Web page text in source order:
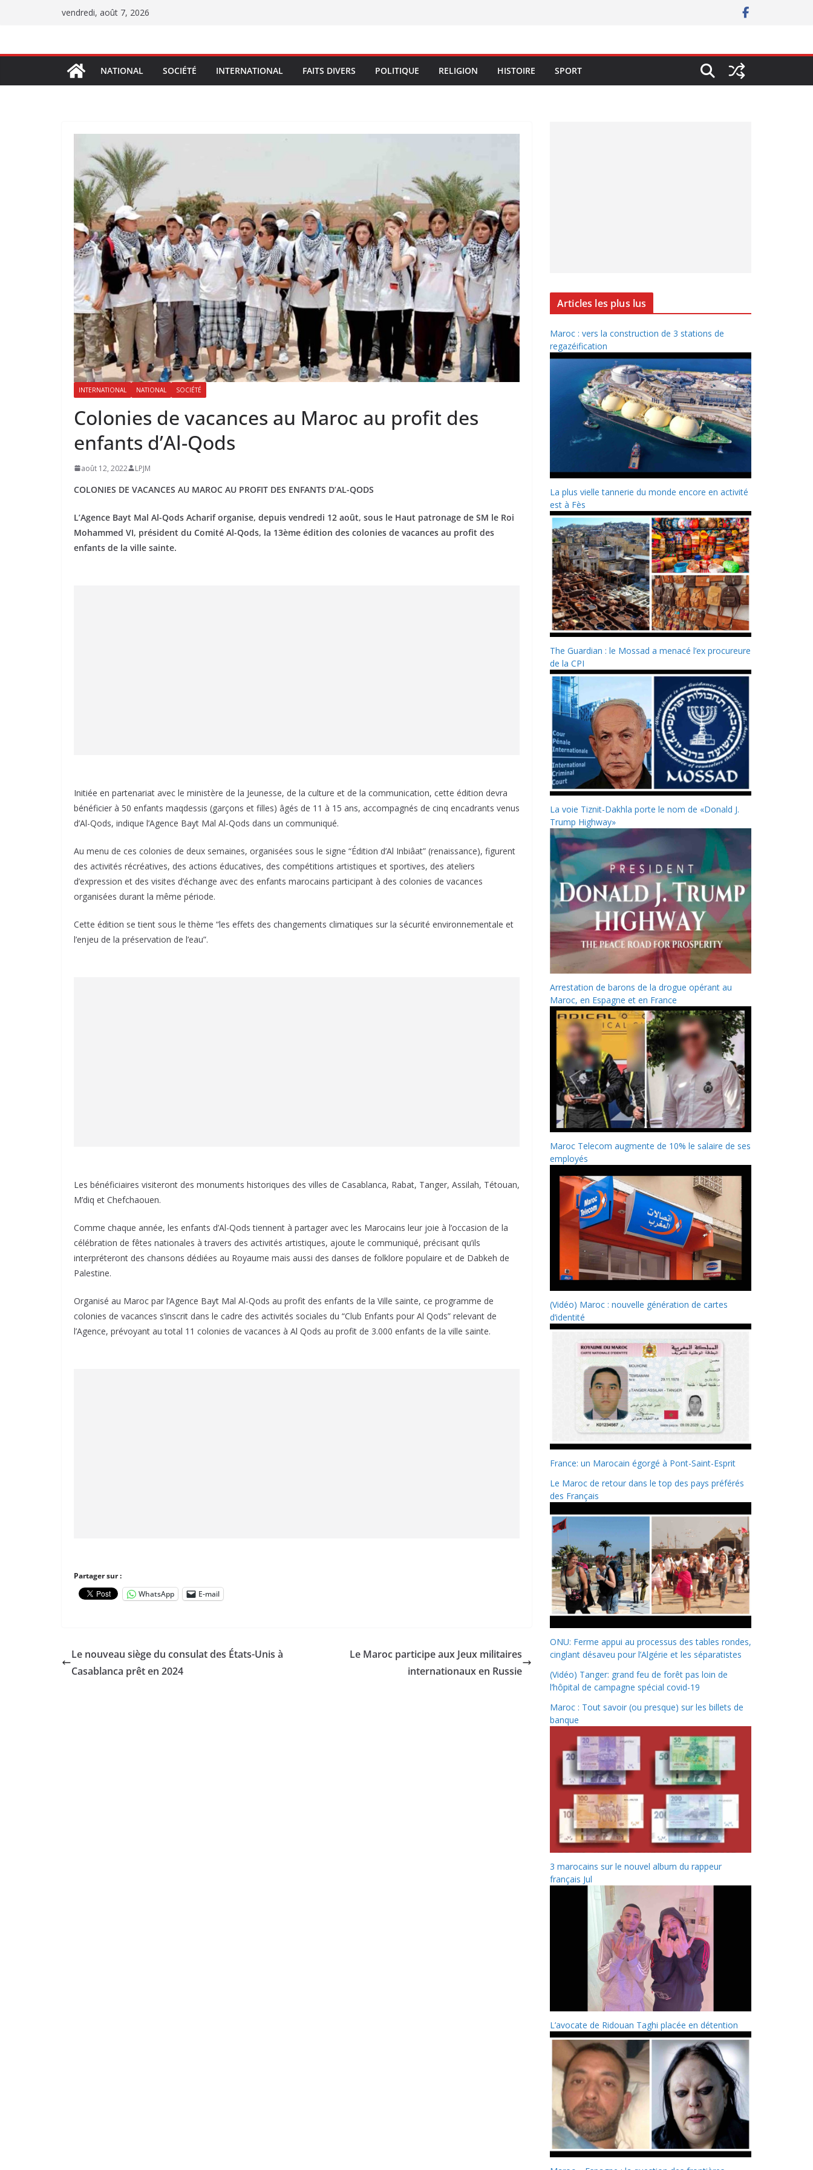
vendredi, août 7, 2026
NATIONAL SOCIÉTÉ INTERNATIONAL FAITS DIVERS POLITIQUE RELIGION HISTOIRE SPORT
INTERNATIONAL NATIONAL SOCIÉTÉ
Colonies de vacances au Maroc au profit des
enfants d’Al-Qods
août 12, 2022 LPJM
COLONIES DE VACANCES AU MAROC AU PROFIT DES ENFANTS D’AL-QODS
L’Agence Bayt Mal Al-Qods Acharif organise, depuis vendredi 12 août, sous le Haut patronage de SM le Roi
Mohammed VI, président du Comité Al-Qods, la 13ème édition des colonies de vacances au profit des
enfants de la ville sainte.
Initiée en partenariat avec le ministère de la Jeunesse, de la culture et de la communication, cette édition devra
bénéficier à 50 enfants maqdessis (garçons et filles) âgés de 11 à 15 ans, accompagnés de cinq encadrants venus
d’Al-Qods, indique l’Agence Bayt Mal Al-Qods dans un communiqué.
Au menu de ces colonies de deux semaines, organisées sous le signe “Édition d’Al Inbiâat” (renaissance), figurent
des activités récréatives, des actions éducatives, des compétitions artistiques et sportives, des ateliers
d’expression et des visites d’échange avec des enfants marocains participant à des colonies de vacances
organisées durant la même période.
Cette édition se tient sous le thème “les effets des changements climatiques sur la sécurité environnementale et
l’enjeu de la préservation de l’eau”.
Les bénéficiaires visiteront des monuments historiques des villes de Casablanca, Rabat, Tanger, Assilah, Tétouan,
M’diq et Chefchaouen.
Comme chaque année, les enfants d’Al-Qods tiennent à partager avec les Marocains leur joie à l’occasion de la
célébration de fêtes nationales à travers des activités artistiques, ajoute le communiqué, précisant qu’ils
interpréteront des chansons dédiées au Royaume mais aussi des danses de folklore populaire et de Dabkeh de
Palestine.
Organisé au Maroc par l’Agence Bayt Mal Al-Qods au profit des enfants de la Ville sainte, ce programme de
colonies de vacances s’inscrit dans le cadre des activités sociales du “Club Enfants pour Al Qods” relevant de
l’Agence, prévoyant au total 11 colonies de vacances à Al Qods au profit de 3.000 enfants de la ville sainte.
Partager sur :
WhatsApp
E-mail
Le nouveau siège du consulat des États-Unis à
Casablanca prêt en 2024
Le Maroc participe aux Jeux militaires
internationaux en Russie
Articles les plus lus
Maroc : vers la construction de 3 stations de
regazéification
La plus vielle tannerie du monde encore en activité
est à Fès
The Guardian : le Mossad a menacé l’ex procureure
de la CPI
La voie Tiznit-Dakhla porte le nom de «Donald J.
Trump Highway»
Arrestation de barons de la drogue opérant au
Maroc, en Espagne et en France
Maroc Telecom augmente de 10% le salaire de ses
employés
(Vidéo) Maroc : nouvelle génération de cartes
d’identité
France: un Marocain égorgé à Pont-Saint-Esprit
Le Maroc de retour dans le top des pays préférés
des Français
ONU: Ferme appui au processus des tables rondes,
cinglant désaveu pour l’Algérie et les séparatistes
(Vidéo) Tanger: grand feu de forêt pas loin de
l’hôpital de campagne spécial covid-19
Maroc : Tout savoir (ou presque) sur les billets de
banque
3 marocains sur le nouvel album du rappeur
français Jul
L’avocate de Ridouan Taghi placée en détention